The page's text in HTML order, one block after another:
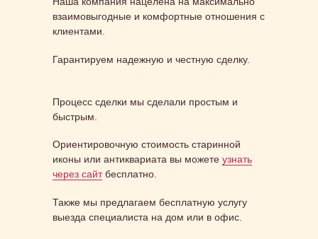
взаимовыгодные и комфортные отношения с
клиентами.
Гарантируем надежную и честную сделку.
Ориентировочную стоимость старинной
иконы или антиквариата вы можете узнать
через сайтбесплатно.
Также мы предлагаем бесплатную услугу
выезда специалиста на дом или в офис.
Процесс сделки мы сделали простым и
быстрым.